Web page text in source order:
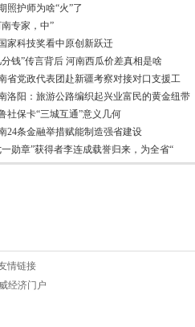
照护师为啥“火”了
南专家，中”
家科技奖看中原创新跃迁
分钱”传言背后 河南西瓜价差真相是啥
省党政代表团赴新疆考察对接对口支援工
洛阳：旅游公路编织起兴业富民的黄金纽带
社保卡“三城互通”意义几何
24条金融举措赋能制造强省建设
一勋章”获得者李连成载誉归来，为全省“
情链接
经济门户